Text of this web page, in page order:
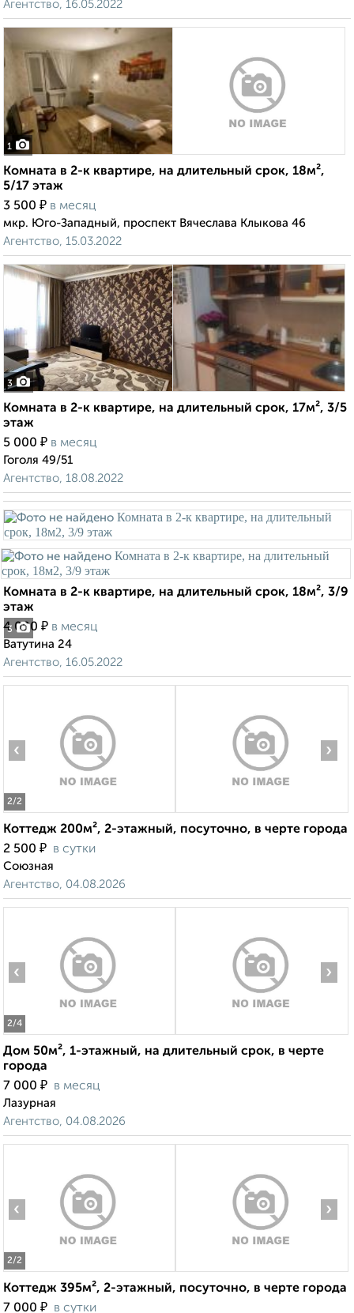
Агентство, 16.05.2022
1
Комната в 2-к квартире, на длительный срок, 18м²,
5/17 этаж
3 500 ₽ в месяц
мкр. Юго-Западный, проспект Вячеслава Клыкова 46
Агентство, 15.03.2022
3
Комната в 2-к квартире, на длительный срок, 17м², 3/5
этаж
5 000 ₽ в месяц
Гоголя 49/51
Агентство, 18.08.2022
3
Комната в 2-к квартире, на длительный срок, 18м², 3/9
этаж
4 000 ₽ в месяц
Ватутина 24
Агентство, 16.05.2022
2/2
‹ ›
Коттедж 200м², 2-этажный, посуточно, в черте города
2 500 ₽ в сутки
Союзная
Агентство, 04.08.2026
2/4
‹ ›
Дом 50м², 1-этажный, на длительный срок, в черте
города
7 000 ₽ в месяц
Лазурная
Агентство, 04.08.2026
2/2
‹ ›
Коттедж 395м², 2-этажный, посуточно, в черте города
7 000 ₽ в сутки